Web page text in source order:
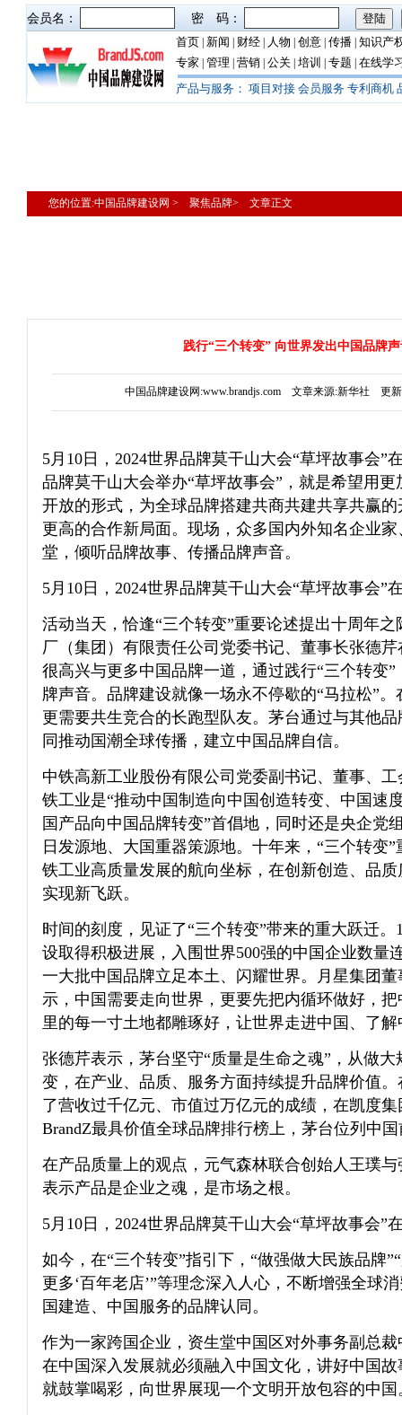
会员名：
密 码：
首页 新闻 财经 人物 创意 传播 知识产
专家 管理 营销 公关 培训 专题 在线学
产品与服务： 项目对接 会员服务 专利商机
您的位置:中国品牌建设网 > 聚焦品牌> 文章正文
践行“三个转变” 向世界发出中国品牌
中国品牌建设网:www.brandjs.com 文章来源:新华社 更新
5月10日，2024世界品牌莫干山大会“草坪故事会”
品牌莫干山大会举办“草坪故事会”，就是希望用
开放的形式，为全球品牌搭建共商共建共享共赢
更高的合作新局面。现场，众多国内外知名企业
堂，倾听品牌故事、传播品牌声音。
5月10日，2024世界品牌莫干山大会“草坪故事会”
活动当天，恰逢“三个转变”重要论述提出十周年
厂（集团）有限责任公司党委书记、董事长张德
很高兴与更多中国品牌一道，通过践行“三个转变
牌声音。品牌建设就像一场永不停歇的“马拉松”
更需要共生竞合的长跑型队友。茅台通过与其他
同推动国潮全球传播，建立中国品牌自信。
中铁高新工业股份有限公司党委副书记、董事、
铁工业是“推动中国制造向中国创造转变、中国速
国产品向中国品牌转变”首倡地，同时还是央企党
日发源地、大国重器策源地。十年来，“三个转变
铁工业高质量发展的航向坐标，在创新创造、品
实现新飞跃。
时间的刻度，见证了“三个转变”带来的重大跃迁。
设取得积极进展，入围世界500强的中国企业数量
一大批中国品牌立足本土、闪耀世界。月星集团
示，中国需要走向世界，更要先把内循环做好，把
里的每一寸土地都雕琢好，让世界走进中国、了解
张德芹表示，茅台坚守“质量是生命之魂”，从做
变，在产业、品质、服务方面持续提升品牌价值
了营收过千亿元、市值过万亿元的成绩，在凯度集
BrandZ最具价值全球品牌排行榜上，茅台位列中
在产品质量上的观点，元气森林联合创始人王璞
表示产品是企业之魂，是市场之根。
5月10日，2024世界品牌莫干山大会“草坪故事会”
如今，在“三个转变”指引下，“做强做大民族品牌
更多‘百年老店’”等理念深入人心，不断增强全球
国建造、中国服务的品牌认同。
作为一家跨国企业，资生堂中国区对外事务副总
在中国深入发展就必须融入中国文化，讲好中国
就鼓掌喝彩，向世界展现一个文明开放包容的中国